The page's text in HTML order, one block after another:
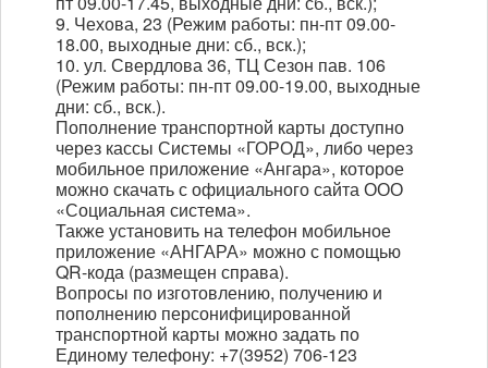
9. Чехова, 23 (Режим работы: пн-пт 09.00-
18.00, выходные дни: сб., вск.);
10. ул. Свердлова 36, ТЦ Сезон пав. 106
(Режим работы: пн-пт 09.00-19.00, выходные
дни: сб., вск.).
Пополнение транспортной карты доступно
через кассы Системы «ГОРОД», либо через
мобильное приложение «Ангара», которое
можно скачать с официального сайта ООО
«Социальная система».
Также установить на телефон мобильное
приложение «АНГАРА» можно с помощью
QR-кода (размещен справа).
Вопросы по изготовлению, получению и
пополнению персонифицированной
транспортной карты можно задать по
Единому телефону: +7(3952) 706-123